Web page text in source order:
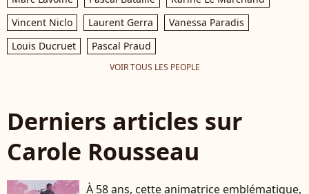
Vincent Niclo
Laurent Gerra
Vanessa Paradis
Louis Ducruet
Pascal Praud
VOIR TOUS LES PEOPLE
Derniers articles sur
Carole Rousseau
À 58 ans, cette animatrice emblématique,